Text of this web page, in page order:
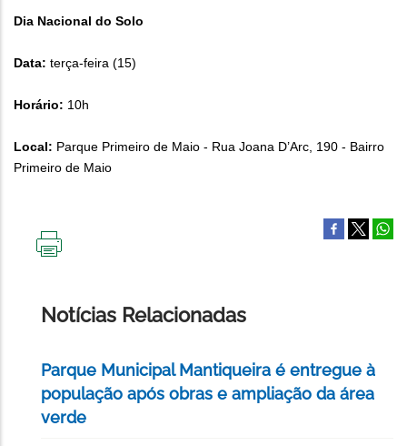
Dia Nacional do Solo
Data: terça-feira (15)
Horário: 10h
Local: Parque Primeiro de Maio - Rua Joana D’Arc, 190 - Bairro
Primeiro de Maio
Notícias Relacionadas
Parque Municipal Mantiqueira é entregue à
população após obras e ampliação da área
verde